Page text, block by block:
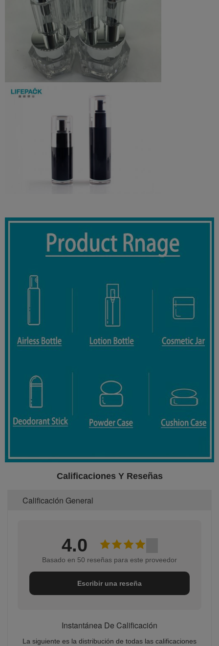
Calificaciones Y Reseñas
Calificación General
4.0
Basado en 50 reseñas para este proveedor
Escribir una reseña
Instantánea De Calificación
La siguiente es la distribución de todas las calificaciones